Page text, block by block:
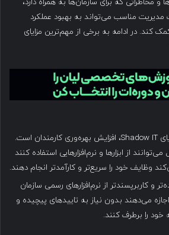
مدیریت مناسب می‌تواند به بهبود عملکرد
کند. در ادامه به برخی از مهم‌ترین مزایای
یکی از اصلی‌ترین مزایای Shadow IT، افزایش بهره‌وری کارمندان است.
از ابزارها و نرم‌افزارهایی استفاده کنند
وظایف خود را سریع‌تر و کارآمدتر انجام دهند.
و کاربرپسندتر از نرم‌افزارهای رسمی سازمان
می‌دهند بدون نیاز به تاییدهای پیچیده و
خود را برطرف کنند.